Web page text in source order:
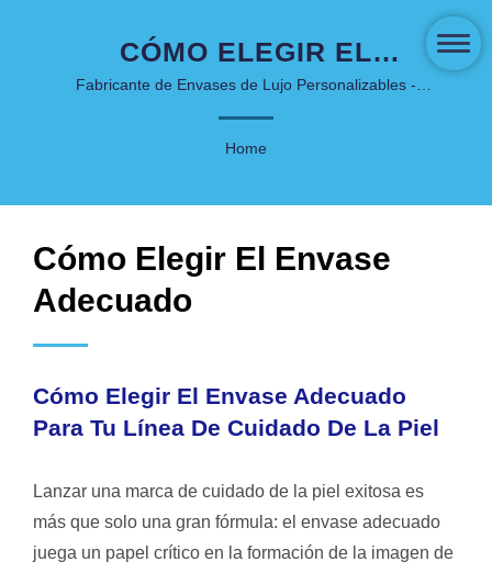
CÓMO ELEGIR EL
ENVASE ADECUADO
PARA TU LÍNEA DE
EMPAQUE DE CUIDADO
DE LA PIEL Y
COSMÉTICOS
INNOVADOR - COSJAR
Fabricante de Envases de Lujo Personalizables -
Home
Cómo Elegir El Envase
Adecuado
Cómo Elegir El Envase Adecuado
Para Tu Línea De Cuidado De La Piel
Lanzar una marca de cuidado de la piel exitosa es
más que solo una gran fórmula: el envase adecuado
juega un papel crítico en la formación de la imagen de